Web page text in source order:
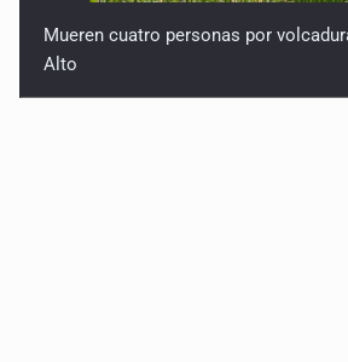
Mueren cuatro personas por
Alto